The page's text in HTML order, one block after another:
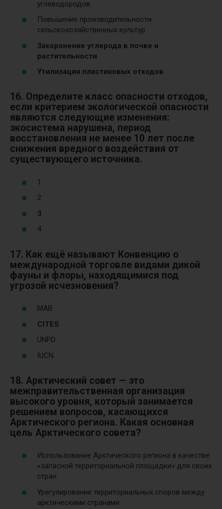
углеводородов
Повышение производительности
сельскохозяйственных культур
Захоронение углерода в почве и
растительности
Утилизация пластиковых отходов
16. Определите класс опасности отходов,
если критерием экологической опасности
являются следующие изменения:
экосистема нарушена, период
восстановления не менее 10 лет после
снижения вредного воздействия от
существующего источника.
1
2
3
4
17. Как ещё называют Конвенцию о
международной торговле видами дикой
фауны и флоры, находящимися под
угрозой исчезновения?
МAB
CITES
UNPD
IUCN
18. Арктический совет — это
межправительственная организация
высокого уровня, который занимается
решением вопросов, касающихся
Арктического региона. Какая основная
цель Арктического совета?
Использование Арктического региона в качестве
«запасной территориальной площадки» для своих
стран
Урегулирование территориальных споров между
арктическими странами